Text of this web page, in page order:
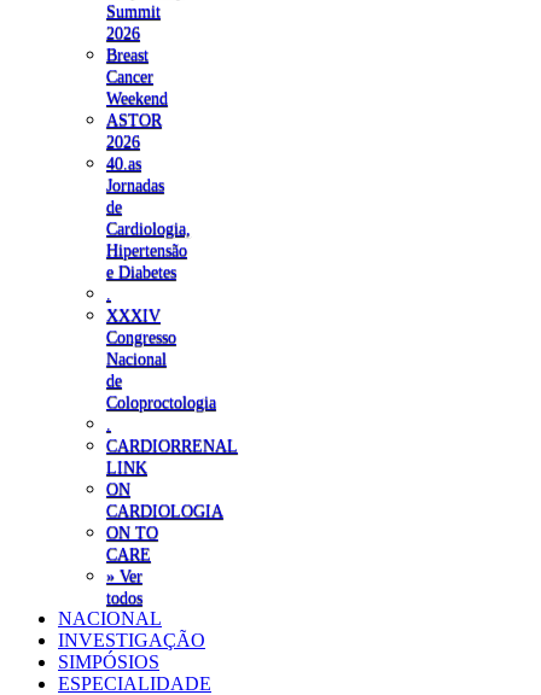
Summit
2026
Breast
Cancer
Weekend
ASTOR
2026
40.as
Jornadas
de
Cardiologia,
Hipertensão
e Diabetes
XXXIV
Congresso
Nacional
de
Coloproctologia
CARDIORRENAL
LINK
ON
CARDIOLOGIA
ON TO
CARE
» Ver
todos
NACIONAL
INVESTIGAÇÃO
SIMPÓSIOS
ESPECIALIDADE